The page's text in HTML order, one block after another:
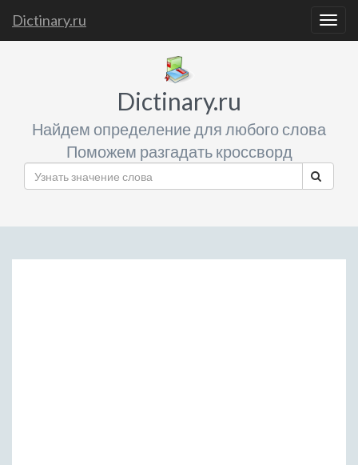
Dictinary.ru
Dictinary.ru
Найдем определение для любого слова
Поможем разгадать кроссворд